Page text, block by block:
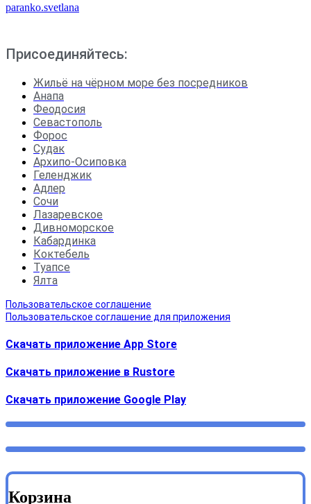
paranko.svetlana
Присоединяйтесь:
Жильё на чёрном море без посредников
Анапа
Феодосия
Севастополь
Форос
Судак
Архипо-Осиповка
Геленджик
Адлер
Сочи
Лазаревское
Дивноморское
Кабардинка
Коктебель
Туапсе
Ялта
Пользовательское соглашение
Пользовательское соглашение для приложения
Скачать приложение App Store
Скачать приложение в Rustore
Cкачать приложение Google Play
Корзина